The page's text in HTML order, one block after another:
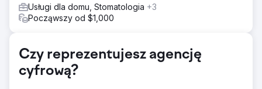
Wyniki
W ciągu ośmiu miesięcy witryna odnotowała 150% wzrost
kluczowych generujących duży ruch. Współczynniki
konwersji wzrosły o 40%, zwiększając sprzedaż. Content
marketing i wysokiej jakości linki zwrotne podniosły
Usługi dla domu, Stomatologia +3
Począwszy od $1,000
Czy reprezentujesz agencję
cyfrową?